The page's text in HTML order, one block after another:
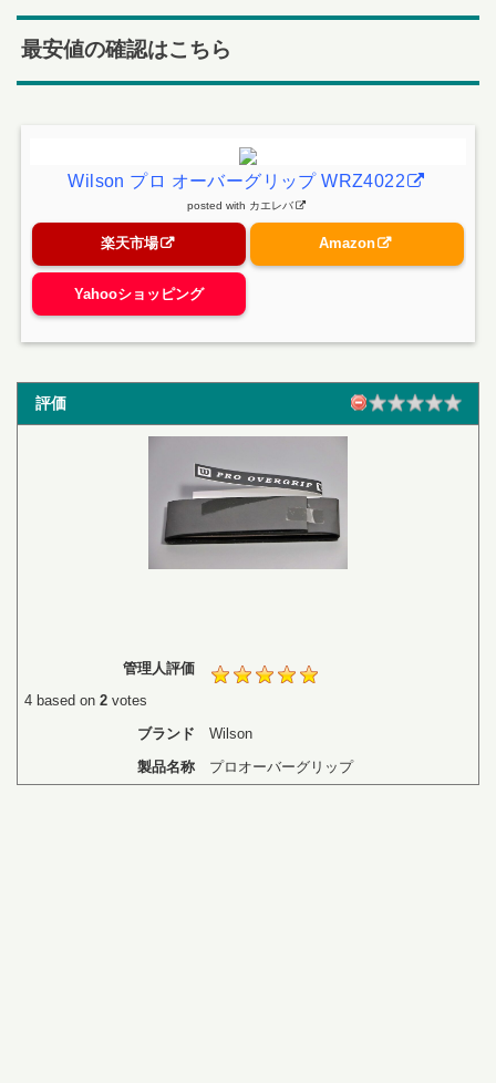
最安値の確認はこちら
Wilson プロ オーバーグリップ WRZ4022
posted with カエレバ
楽天市場 Amazon
Yahooショッピング
評価
管理人評価
4 based on2 votes
ブランド
Wilson
製品名称
プロオーバーグリップ